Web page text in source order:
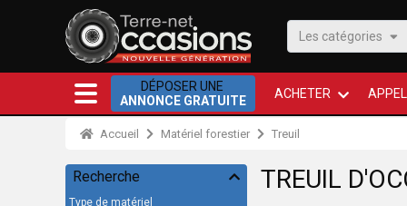
Les catégories
DÉPOSER UNE
ANNONCE GRATUITE
ACHETER
Accueil Matériel forestier Treuil
Recherche
Type de matériel
TREUIL